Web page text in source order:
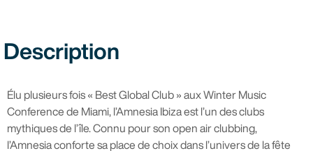
Description
Élu plusieurs fois « Best Global Club » aux Winter Music
Conference de Miami, l’Amnesia Ibiza est l’un des clubs
mythiques de l’île. Connu pour son open air clubbing,
l’Amnesia conforte sa place de choix dans l’univers de la fête